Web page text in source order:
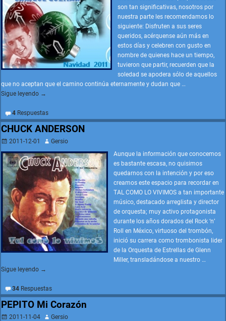
son tan significativas, nosotros por
nuestra parte les recomendamos lo
siguiente: Disfruten a sus seres
queridos, acérquense aún más en
estos días y celebren con gusto en
nombre de quienes hace un tiempo,
tuvieron que partir, recuerden que la
soledad se apodera sólo de aquellos
que no aceptan que el camino continúa eternamente y dudan que …
Sigue leyendo →
4Respuestas
CHUCK ANDERSON
2011-12-01
Gersio
Aunque la información que conocemos
es bastante escasa, no quisimos
quedarnos con la intención y por eso
creamos este espacio para recordar en
TAL COMO LO VIVIMOS a tan importante
músico, destacado arreglista y director
de orquesta; muy activo protagonista
durante los años dorados del Rock ‘n’
Roll en México, virtuoso del trombón,
inició su carrera como trombonista lider
de la Orquesta de Estrellas de Glenn
Miller, transladándose a nuestro …
Sigue leyendo →
34Respuestas
PEPITO Mi Corazón
2011-11-04
Gersio